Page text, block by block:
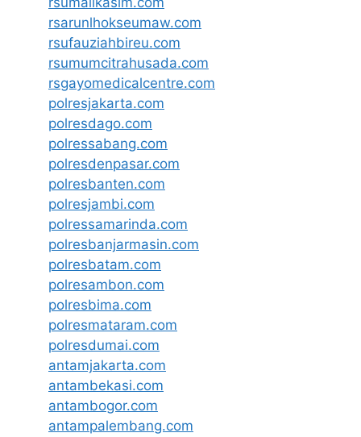
rsarunlhokseumaw.com
rsufauziahbireu.com
rsumumcitrahusada.com
rsgayomedicalcentre.com
polresjakarta.com
polresdago.com
polressabang.com
polresdenpasar.com
polresbanten.com
polresjambi.com
polressamarinda.com
polresbanjarmasin.com
polresbatam.com
polresambon.com
polresbima.com
polresmataram.com
polresdumai.com
antamjakarta.com
antambekasi.com
antambogor.com
antampalembang.com